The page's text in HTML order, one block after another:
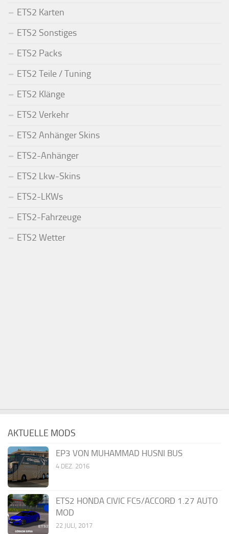
ETS2 Karten
ETS2 Sonstiges
ETS2 Packs
ETS2 Teile / Tuning
ETS2 Klänge
ETS2 Verkehr
ETS2 Anhänger Skins
ETS2-Anhänger
ETS2 Lkw-Skins
ETS2-LKWs
ETS2-Fahrzeuge
ETS2 Wetter
AKTUELLE MODS
EP3 VON MUHAMMAD HUSNI BUS
4 DEZ. 2016
ETS2 HONDA CIVIC FC5/ACCORD 1.27 AUTO
MOD
22 JULI, 2017